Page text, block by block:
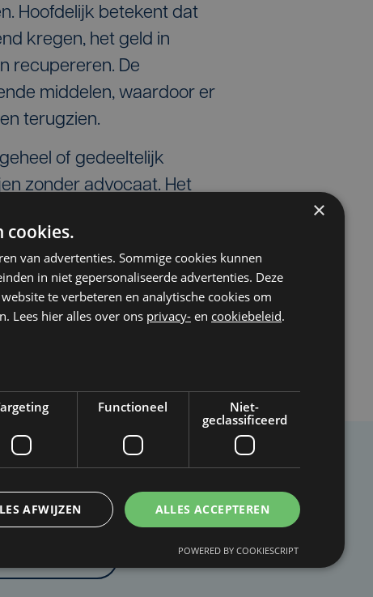
Hoofdelijk betekent dat
kregen, het geld in
recupereren. De
middelen, waardoor er
terugzien.
of gedeeltelijk
zonder advocaat. Het
om slachtoffers hun
is er weinig interesse bij
tijd om cassatieberoep
opgemerkt in dit artikel?
×
cookies.
van advertenties. Sommige cookies kunnen
in niet gepersonaliseerde advertenties. Deze
te verbeteren en analytische cookies om
Lees hier alles over ons privacy- en cookiebeleid.
Functioneel
Niet-
geclassificeerd
ALLES ACCEPTEREN
AFWIJZEN
POWERED BY COOKIESCRIPT